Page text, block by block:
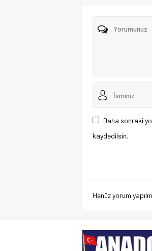
Daha sonraki
kaydedilsin.
Henüz yorum